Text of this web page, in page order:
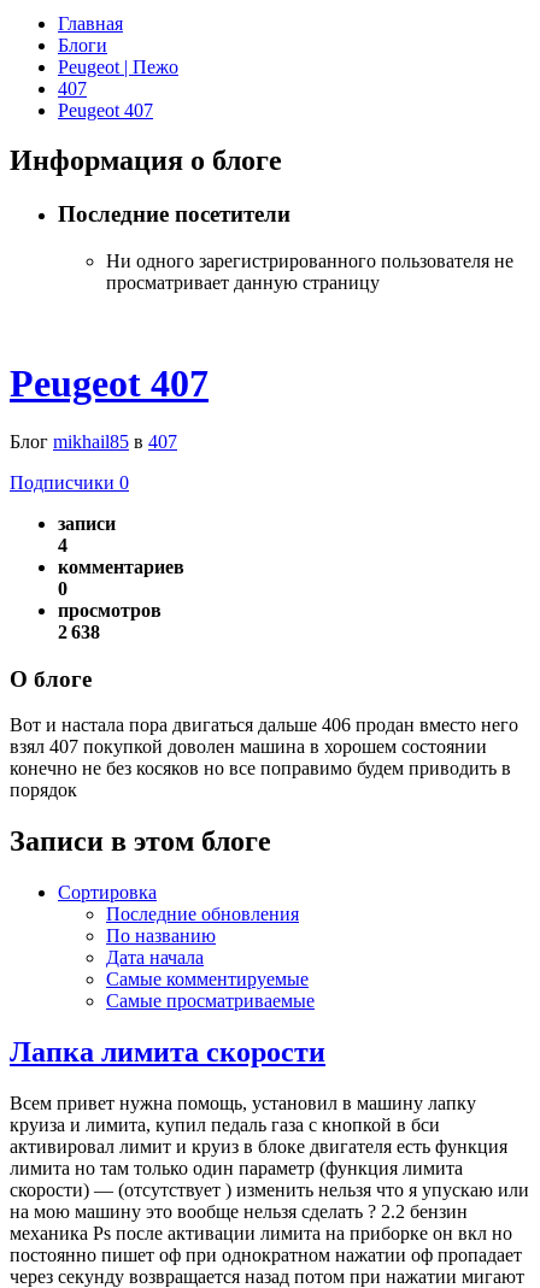
Главная
Блоги
Peugeot | Пежо
407
Peugeot 407
Информация о блоге
Последние посетители
Ни одного зарегистрированного пользователя не
просматривает данную страницу
Peugeot 407
Блог mikhail85 в 407
Подписчики 0
записи
4
комментариев
0
просмотров
2 638
О блоге
Вот и настала пора двигаться дальше 406 продан вместо него
взял 407 покупкой доволен машина в хорошем состоянии
конечно не без косяков но все поправимо будем приводить в
порядок
Записи в этом блоге
Сортировка
Последние обновления
По названию
Дата начала
Самые комментируемые
Самые просматриваемые
Лапка лимита скорости
Всем привет нужна помощь, установил в машину лапку
круиза и лимита, купил педаль газа с кнопкой в бси
активировал лимит и круиз в блоке двигателя есть функция
лимита но там только один параметр (функция лимита
скорости) — (отсутствует ) изменить нельзя что я упускаю или
на мою машину это вообще нельзя сделать ? 2.2 бензин
механика Ps после активации лимита на приборке он вкл но
постоянно пишет оф при однократном нажатии оф пропадает
через секунду возвращается назад потом при нажатии мигают